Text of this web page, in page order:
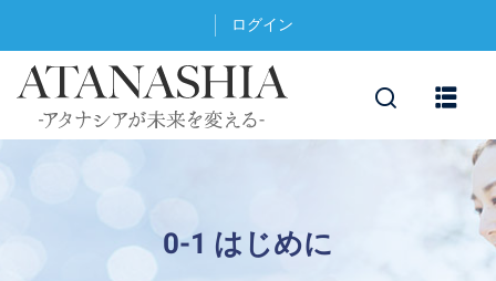
ログイン
0-1 はじめに